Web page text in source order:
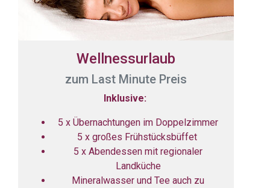
Wellnessurlaub
zum Last Minute Preis
Inklusive:
5 x Übernachtungen im Doppelzimmer
5 x großes Frühstücksbüffet
5 x Abendessen mit regionaler
Landküche
Mineralwasser und Tee auch zu